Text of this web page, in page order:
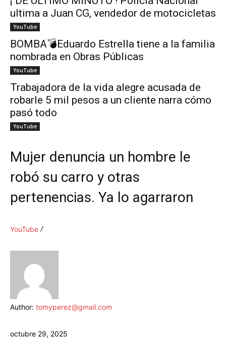
ultima a Juan CG, vendedor de motocicletas
YouTube
BOMBA💣Eduardo Estrella tiene a la familia
nombrada en Obras Públicas
YouTube
Trabajadora de la vida alegre acusada de
robarle 5 mil pesos a un cliente narra cómo
pasó todo
YouTube
Mujer denuncia un hombre le
robó su carro y otras
pertenencias. Ya lo agarraron
YouTube
Author: tomyperez@gmail.com
octubre 29, 2025